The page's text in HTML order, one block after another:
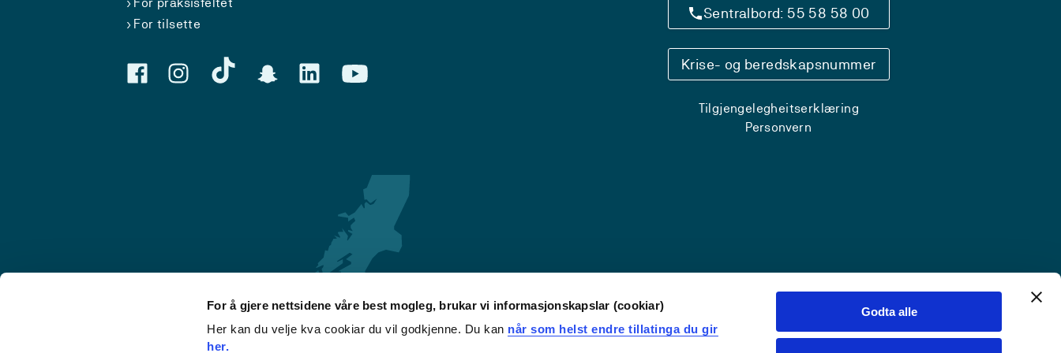
For å gjere nettsidene våre best mogleg, brukar vi informasjonskapslar (cookiar)
Her kan du velje kva cookiar du vil godkjenne. Du kan når som helst endre tillatinga du gir
her.
Godta alle
For tilsette
Sentralbord: 55 58 58 00
Krise- og beredskapsnummer
Tilgjengelegheitserklæring
Personvern